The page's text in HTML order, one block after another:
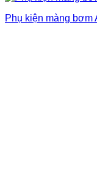
Phụ kiện màng bơm